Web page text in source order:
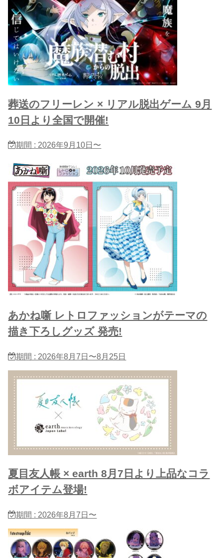
葬送のフリーレン × リアル脱出ゲーム 9月
10日より全国で開催!
期間 : 2026年9月10日〜
あかね噺 レトロファッションがテーマの
描き下ろしグッズ 発売!
期間 : 2026年8月7日〜8月25日
夏目友人帳 × earth 8月7日より上品なコラ
ボアイテム登場!
期間 : 2026年8月7日〜